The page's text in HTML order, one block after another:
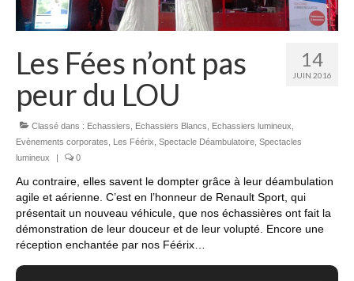
14
JUIN 2016
Les Fées n’ont pas
peur du LOU
Classé dans : Echassiers Echassiers Blancs Echassiers lumineux
Evènements corporates
Les Féérix Spectacle Déambulatoire Spectacles
lumineux
| 0
Au contraire, elles savent le dompter grâce à leur déambulation
agile et aérienne. C’est en l’honneur de Renault Sport, qui
présentait un nouveau véhicule, que nos échassières ont fait la
démonstration de leur douceur et de leur volupté. Encore une
réception enchantée par nos Féérix…